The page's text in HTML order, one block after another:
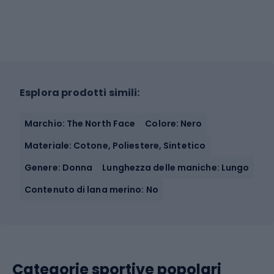
Esplora prodotti simili:
Marchio: The North Face
Colore: Nero
Materiale: Cotone, Poliestere, Sintetico
Genere: Donna
Lunghezza delle maniche: Lungo
Contenuto di lana merino: No
Categorie sportive popolari